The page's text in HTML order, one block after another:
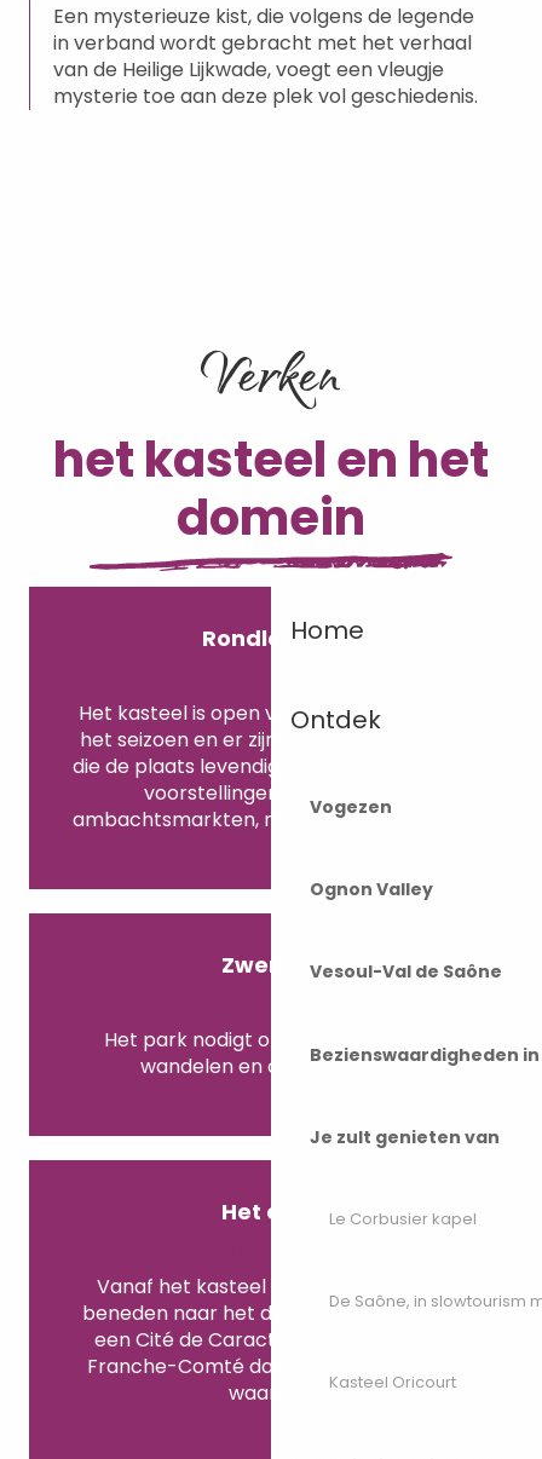
Home
Ontdek
Vogezen
Ognon Valley
Vesoul-Val de Saône
Bezienswaardigheden
Je zult genieten van
Le Corbusier kapel
De Saône, in slowtourism
Kasteel Oricourt
Een mysterieuze kist, die volgens de legende
in verband wordt gebracht met het verhaal
van de Heilige Lijkwade, voegt een vleugje
mysterie toe aan deze plek vol geschiedenis.
Verken
het kasteel en het
domein
Rondleiding
Het kasteel is open voor rondleidingen in
het seizoen en er zijn veel evenementen
die de plaats levendig houden: concerten,
voorstellingen, boeren- en
ambachtsmarkten, rommelmarkten, enz.
Zwerven
Het park nodigt ondertussen uit tot
wandelen en contemplatie.
Het dorp
Vanaf het kasteel leidt een pad naar
beneden naar het dorp Ray-sur-Saône,
een Cité de Caractère in Bourgogne-
Franche-Comté dat zeker een bezoek
waard is!